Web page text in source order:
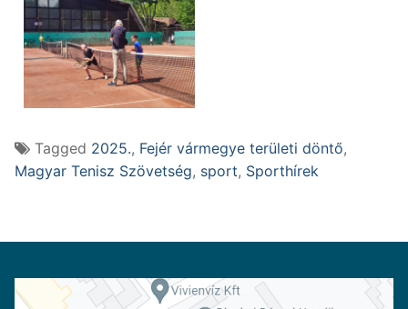
Tagged 2025., Fejér vármegye területi döntő,
Magyar Tenisz Szövetség, sport, Sporthírek